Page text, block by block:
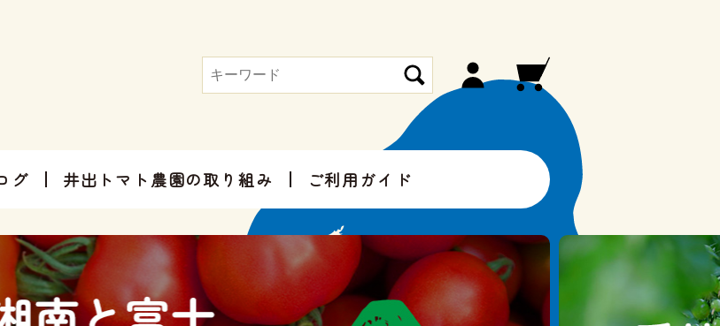
グ 井出トマト農園の取り組み ご利用ガイド